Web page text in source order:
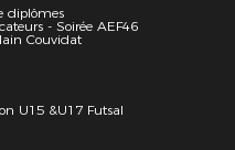
diplômes
- Soirée AEF46
Couvidat
U15 &U17 Futsal